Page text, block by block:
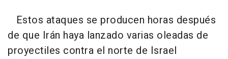
Estos ataques se producen horas después
de que Irán haya lanzado varias oleadas de
proyectiles contra el norte de Israel